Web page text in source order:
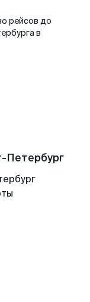
рейсов до
в
Петербург